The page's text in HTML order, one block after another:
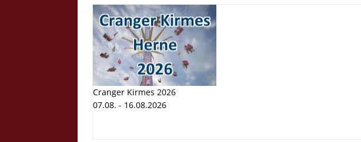
Cranger Kirmes 2026
07.08. - 16.08.2026